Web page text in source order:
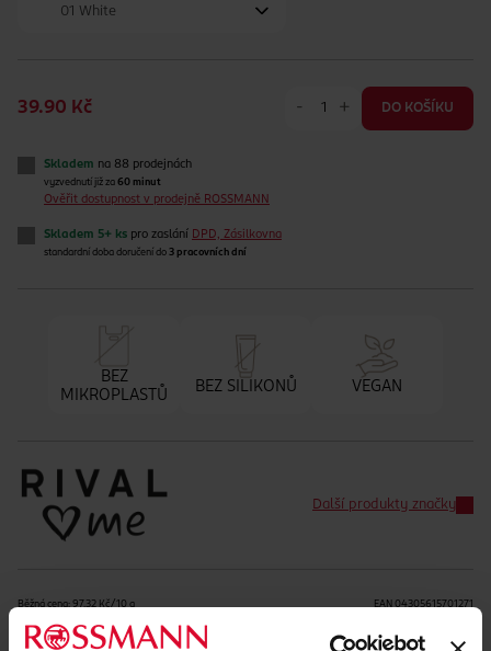
01 White
39.90 Kč - + DO KOŠÍKU
Skladem na 88 prodejnách
vyzvednutí již za 60 minut
Ověřit dostupnost v prodejně ROSSMANN
Skladem 5+ ks pro zaslání DPD, Zásilkovna
standardní doba doručení do 3 pracovních dní
BEZ
MIKROPLASTŮ
BEZ SILIKONŮ VEGAN
Další produkty značky
Běžná cena: 97.32 Kč/10 g
Uvedené ceny jsou včetně DPH
EAN 04305615701271